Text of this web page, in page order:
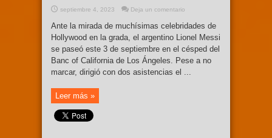
septiembre 4, 2023 Deja un comentario
Ante la mirada de muchísimas celebridades de
Hollywood en la grada, el argentino Lionel Messi
se paseó este 3 de septiembre en el césped del
Banc of California de Los Ángeles. Pese a no
marcar, dirigió con dos asistencias el ...
Leer más »